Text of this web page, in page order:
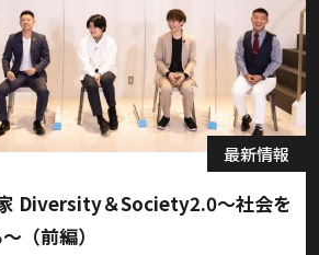
最新情報
Diversity＆Society2.0～社会を
（前編）